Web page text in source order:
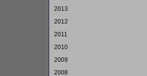
2013
2012
2011
2010
2009
2008